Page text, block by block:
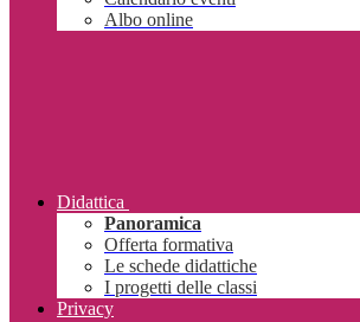
Albo online
Didattica
Panoramica
Offerta formativa
Le schede didattiche
I progetti delle classi
Privacy